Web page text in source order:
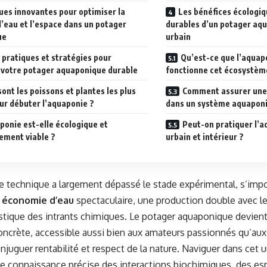
innovantes pour optimiser la
et l’espace dans un potager
Les bénéfices
durables d’un potager
urbain
pratiques et stratégies pour
potager aquaponique durable
Qu’est-ce que
fonctionne cet
les poissons et plantes les plus
débuter l’aquaponie ?
Comment assurer
dans un système
est-elle écologique et
viable ?
Peut-on pratiquer
urbain et intérieur ?
technique a largement dépassé le stade expérimental,
d’eau spectaculaire, une production double avec
des intrants chimiques. Le potager aquaponique
accessible aussi bien aux amateurs passionnés
rentabilité et respect de la nature. Naviguer dans cet